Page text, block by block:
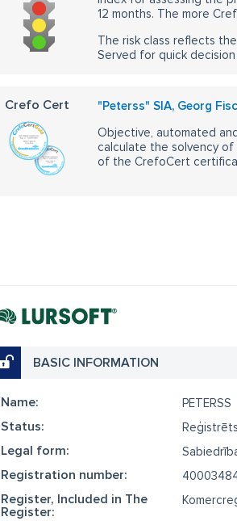
12 months. The more
The risk class reflects
Served for quick decision
Crefo Cert "Peterss" SIA, Georg
Objective, automated
calculate the solvency
of the CrefoCert
BASIC INFORMATION
Name: PETERSS
Status: Reģistrēts
Legal form:
Registration number:
Register, Included in The
Register: